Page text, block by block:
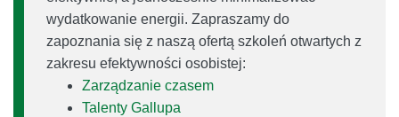
wydatkowanie energii. Zapraszamy do
zapoznania się z naszą ofertą szkoleń otwartych z
zakresu efektywności osobistej:
Zarządzanie czasem
Talenty Gallupa